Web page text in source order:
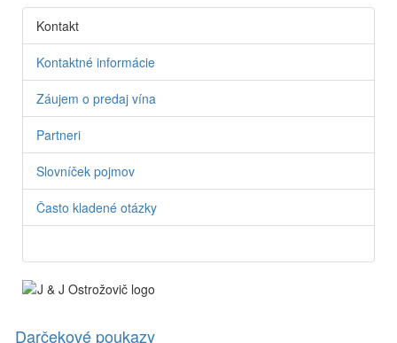
Kontakt
Kontaktné informácie
Záujem o predaj vína
Partneri
Slovníček pojmov
Často kladené otázky
Darčekové poukazy